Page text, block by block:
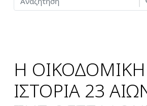
Η ΟΙΚΟΔΟΜΙΚΗ
ΙΣΤΟΡΙΑ 23